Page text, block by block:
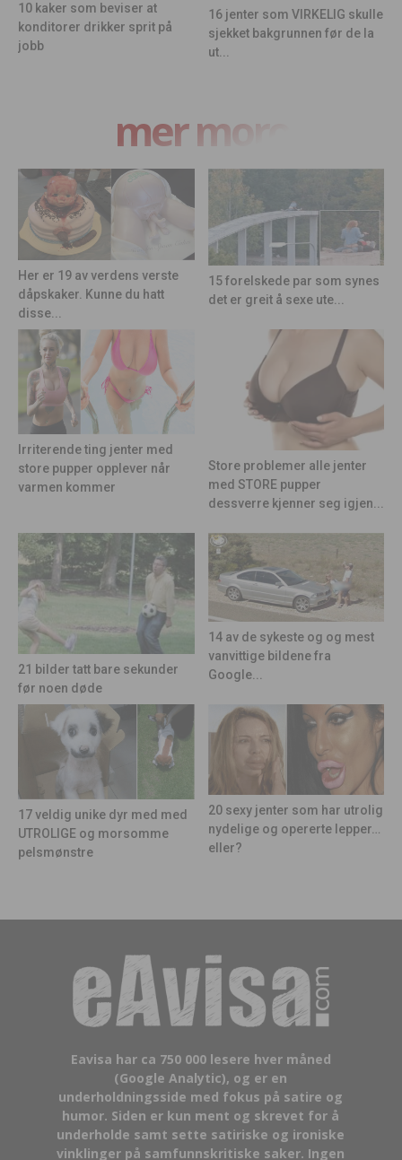
10 kaker som beviser at
konditorer drikker sprit på
jobb
16 jenter som VIRKELIG skulle
sjekket bakgrunnen før de la
ut...
mer moro
Her er 19 av verdens verste
dåpskaker. Kunne du hatt
disse...
15 forelskede par som synes
det er greit å sexe ute...
Irriterende ting jenter med
store pupper opplever når
varmen kommer
Store problemer alle jenter
med STORE pupper
dessverre kjenner seg igjen...
21 bilder tatt bare sekunder
før noen døde
14 av de sykeste og og mest
vanvittige bildene fra
Google...
17 veldig unike dyr med med
UTROLIGE og morsomme
pelsmønstre
20 sexy jenter som har utrolig
nydelige og opererte lepper…
eller?
Eavisa har ca 750 000 lesere hver måned
(Google Analytic), og er en
underholdningsside med fokus på satire og
humor. Siden er kun ment og skrevet for å
underholde samt sette satiriske og ironiske
vinklinger på samfunnskritiske saker. Ingen